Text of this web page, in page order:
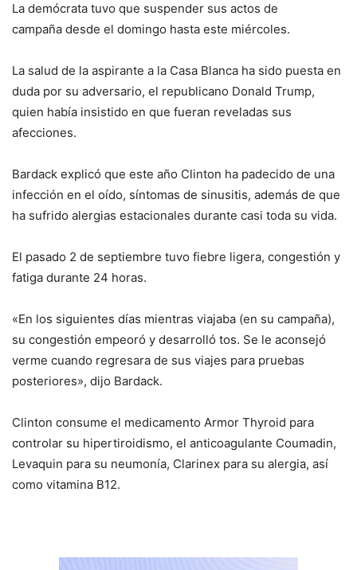
La demócrata tuvo que suspender sus actos de
campaña desde el domingo hasta este miércoles.
La salud de la aspirante a la Casa Blanca ha sido puesta en
duda por su adversario, el republicano Donald Trump,
quien había insistido en que fueran reveladas sus
afecciones.
Bardack explicó que este año Clinton ha padecido de una
infección en el oído, síntomas de sinusitis, además de que
ha sufrido alergias estacionales durante casi toda su vida.
El pasado 2 de septiembre tuvo fiebre ligera, congestión y
fatiga durante 24 horas.
«En los siguientes días mientras viajaba (en su campaña),
su congestión empeoró y desarrolló tos. Se le aconsejó
verme cuando regresara de sus viajes para pruebas
posteriores», dijo Bardack.
Clinton consume el medicamento Armor Thyroid para
controlar su hipertiroidismo, el anticoagulante Coumadin,
Levaquin para su neumonía, Clarinex para su alergia, así
como vitamina B12.